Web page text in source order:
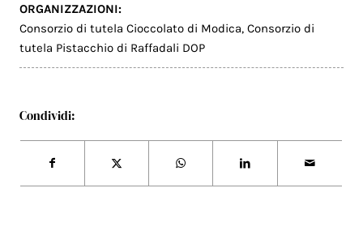
ORGANIZZAZIONI:
Consorzio di tutela Cioccolato di Modica,Consorzio di
tutela Pistacchio di Raffadali DOP
Condividi: